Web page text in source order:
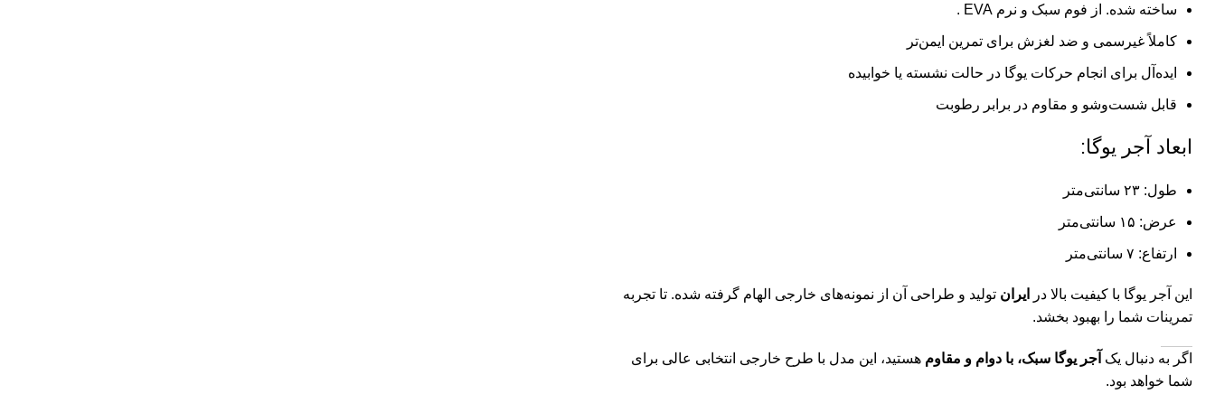
ساخته شده. از فوم سبک و نرم EVA .
کاملاً غیرسمی و ضد لغزش برای تمرین ایمن‌تر
ایده‌آل برای انجام حرکات یوگا در حالت نشسته یا خوابیده
قابل شست‌وشو و مقاوم در برابر رطوبت
ابعاد آجر یوگا:
طول: ۲۳ سانتی‌متر
عرض: ۱۵ سانتی‌متر
ارتفاع: ۷ سانتی‌متر
این آجر یوگا با کیفیت بالا در ایران تولید و طراحی آن از نمونه‌های خارجی الهام گرفته شده. تا تجربه
تمرینات شما را بهبود بخشد.
اگر به دنبال یک آجر یوگا سبک، با دوام و مقاوم هستید، این مدل با طرح خارجی انتخابی عالی برای
شما خواهد بود.